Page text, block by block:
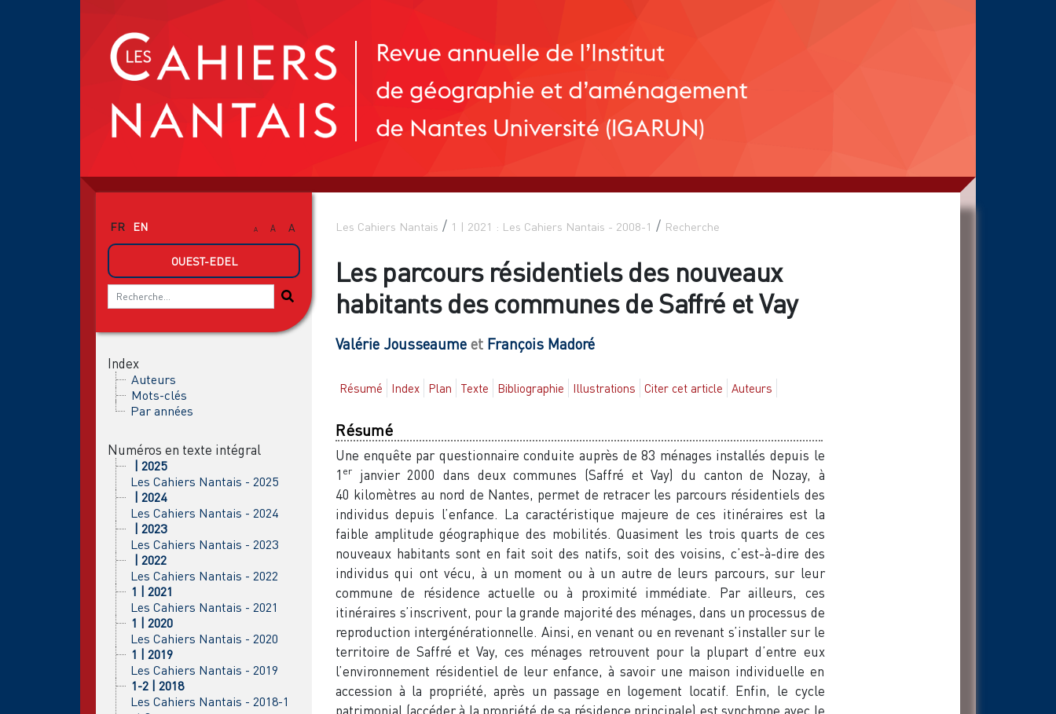
FR EN A A A
OUEST-EDEL
Index
Auteurs
Mots-clés
Par années
Numéros en texte intégral
| 2025
Les Cahiers Nantais - 2025
| 2024
Les Cahiers Nantais - 2024
| 2023
Les Cahiers Nantais - 2023
| 2022
Les Cahiers Nantais - 2022
1 | 2021
Les Cahiers Nantais - 2021
1 | 2020
Les Cahiers Nantais - 2020
1 | 2019
Les Cahiers Nantais - 2019
1-2 | 2018
Les Cahiers Nantais - 2018-1
Les Cahiers Nantais 1 | 2021 : Les Cahiers Nantais - 2008-1 Recherche
Les parcours résidentiels des nouveaux
habitants des communes de Saffré et Vay
Valérie Jousseaume et François Madoré
Résumé Index Plan Texte Bibliographie Illustrations Citer cet article Auteurs
Résumé
Une enquête par questionnaire conduite auprès de 83 ménages installés depuis le
1 er
janvier 2000 dans deux communes (Saffré et Vay) du canton de Nozay, à
40 kilomètres au nord de Nantes, permet de retracer les parcours résidentiels des
individus depuis l’enfance. La caractéristique majeure de ces itinéraires est la
faible amplitude géographique des mobilités. Quasiment les trois quarts de ces
nouveaux habitants sont en fait soit des natifs, soit des voisins, c’est-à-dire des
individus qui ont vécu, à un moment ou à un autre de leurs parcours, sur leur
commune de résidence actuelle ou à proximité immédiate. Par ailleurs, ces
itinéraires s’inscrivent, pour la grande majorité des ménages, dans un processus de
reproduction intergénérationnelle. Ainsi, en venant ou en revenant s’installer sur le
territoire de Saffré et Vay, ces ménages retrouvent pour la plupart d’entre eux
l’environnement résidentiel de leur enfance, à savoir une maison individuelle en
accession à la propriété, après un passage en logement locatif. Enfin, le cycle
patrimonial (accéder à la propriété de sa résidence principale) est synchrone avec le